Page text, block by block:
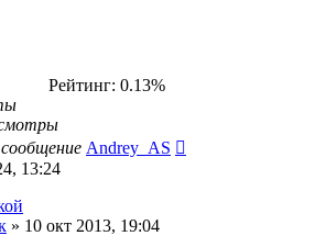
Рейтинг: 0.13%
Andrey_AS
13:24
» 10 окт 2013, 19:04